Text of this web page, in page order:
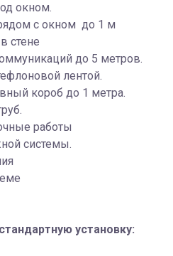
окном.
с окном до 1 м
стене
до 5 метров.
лентой.
короб до 1 метра.
работы
системы.
установку: